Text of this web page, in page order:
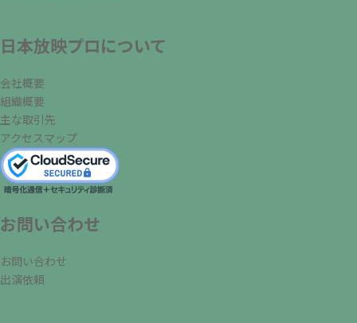
日本放映プロについて
会社概要
組織概要
主な取引先
アクセスマップ
お問い合わせ
お問い合わせ
出演依頼